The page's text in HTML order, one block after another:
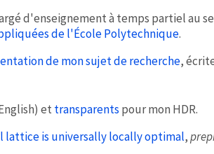
d'enseignement à temps partiel au
de l'École Polytechnique.
de mon sujet de recherche,
et transparents pour mon HDR.
lattice is universally locally optimal,